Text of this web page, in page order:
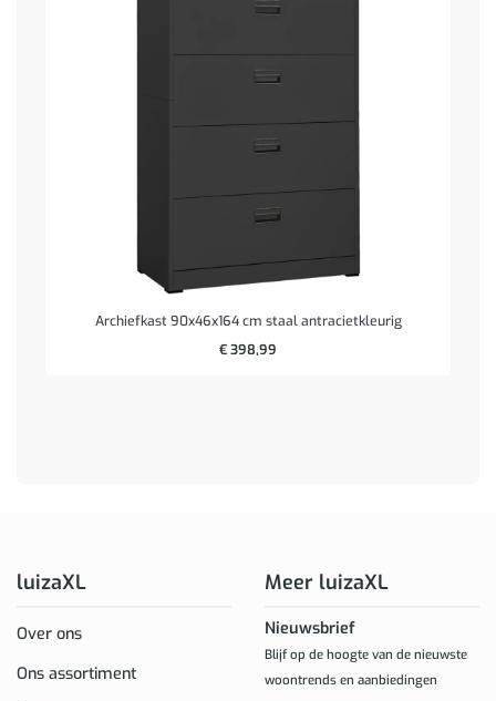
Archiefkast 90x46x164 cm staal antracietkleurig
€398,99
luizaXL
Over ons
Ons assortiment
Meer luizaXL
Nieuwsbrief
Blijf op de hoogte van de nieuwste
woontrends en aanbiedingen